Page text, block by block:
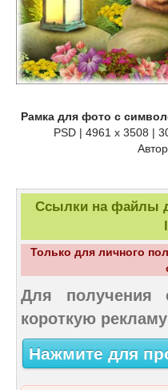
Рамка для фото с
PSD | 4961 х 3508 |
Ссылки на файлы
Только для личного
Для получения
короткую рекламу
Нажмите для